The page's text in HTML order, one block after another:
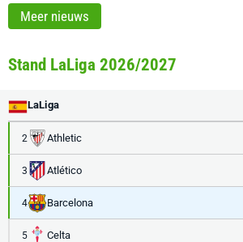
Meer nieuws
Stand LaLiga 2026/2027
LaLiga
2 Athletic
3 Atlético
4 Barcelona
5 Celta